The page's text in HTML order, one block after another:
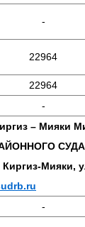
-
22964
22964
-
– Мияки
Мияки,
-